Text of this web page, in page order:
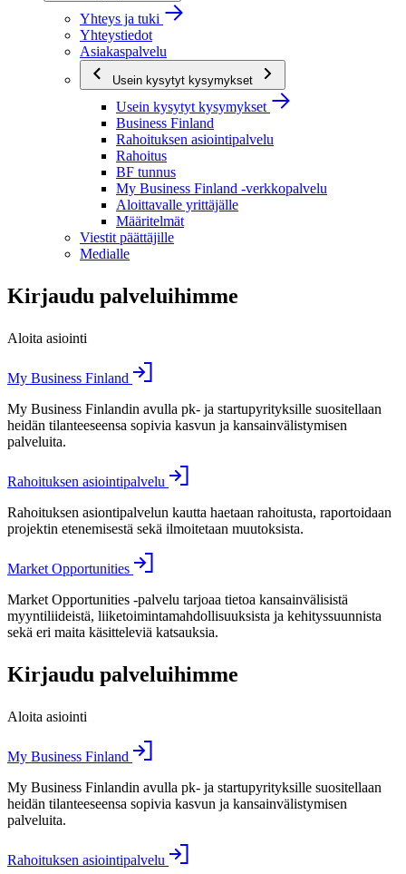
Yhteys ja tuki
Yhteystiedot
Asiakaspalvelu
Usein kysytyt kysymykset
Usein kysytyt kysymykset
Business Finland
Rahoituksen asiointipalvelu
Rahoitus
BF tunnus
My Business Finland -verkkopalvelu
Aloittavalle yrittäjälle
Määritelmät
Viestit päättäjille
Medialle
Kirjaudu palveluihimme
Aloita asiointi
My Business Finland
My Business Finlandin avulla pk- ja startupyrityksille suositellaan
heidän tilanteeseensa sopivia kasvun ja kansainvälistymisen
palveluita.
Rahoituksen asiointipalvelu
Rahoituksen asiontipalvelun kautta haetaan rahoitusta, raportoidaan
projektin etenemisestä sekä ilmoitetaan muutoksista.
Market Opportunities
Market Opportunities -palvelu tarjoaa tietoa kansainvälisistä
myyntiliideistä, liiketoimintamahdollisuuksista ja kehityssuunnista
sekä eri maita käsitteleviä katsauksia.
Kirjaudu palveluihimme
Aloita asiointi
My Business Finland
My Business Finlandin avulla pk- ja startupyrityksille suositellaan
heidän tilanteeseensa sopivia kasvun ja kansainvälistymisen
palveluita.
Rahoituksen asiointipalvelu